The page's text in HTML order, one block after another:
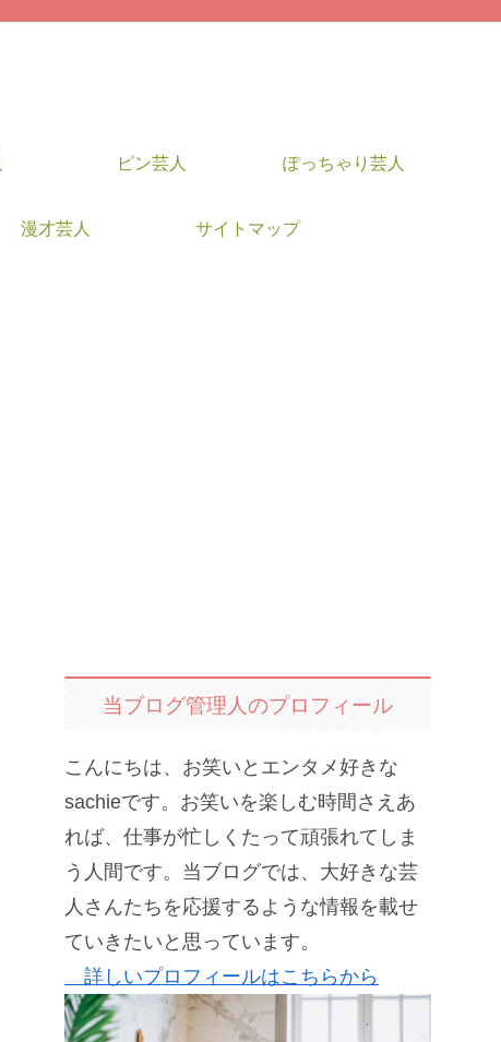
ピン芸人 ぽっちゃり芸人
漫才芸人 サイトマップ
当ブログ管理人のプロフィール
こんにちは、お笑いとエンタメ好きな
sachieです。お笑いを楽しむ時間さえあ
れば、仕事が忙しくたって頑張れてしま
う人間です。当ブログでは、大好きな芸
人さんたちを応援するような情報を載せ
ていきたいと思っています。
詳しいプロフィールはこちらから